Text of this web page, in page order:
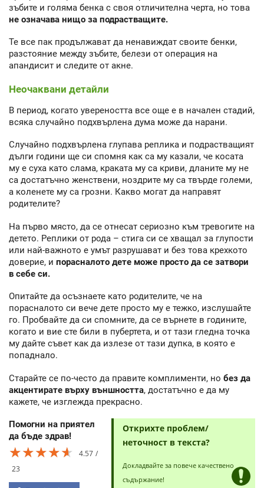
зъбите и голяма бенка с своя отличителна черта, но това
не означава нищо за подрастващите.
Те все пак продължават да ненавиждат своите бенки,
разстояние между зъбите, белези от операция на
апандисит и следите от акне.
Неочаквани детайли
В период, когато увереността все още е в начален стадий,
всяка случайно подхвърлена дума може да нарани.
Случайно подхвърлена глупава реплика и подрастващият
дълги години ще си спомня как са му казали, че косата
му е суха като слама, краката му са криви, дланите му не
са достатъчно женствени, ноздрите му са твърде големи,
а коленете му са грозни. Какво могат да направят
родителите?
На първо място, да се отнесат сериозно към тревогите на
детето. Реплики от рода – стига си се хващал за глупости
или най-важното е умът разрушават и без това крехкото
доверие, и порасналото дете може просто да се затвори
в себе си.
Опитайте да осъзнаете като родителите, че на
порасналото си вече дете просто му е тежко, изслушайте
го. Пробвайте да си спомните, да се върнете в годините,
когато и вие сте били в пубертета, и от тази гледна точка
му дайте съвет как да излезе от тази дупка, в която е
попаднало.
Старайте се по-често да правите комплименти, но без да
акцентирате върху външността, достатъчно е да му
кажете, че изглежда прекрасно.
Помогни на приятел
да бъде здрав!
★★★★★
★★★★★
★★★★★
4.57
23
Открихте проблем/
неточност в текста?
Докладвайте за повече качествено
съдържание!